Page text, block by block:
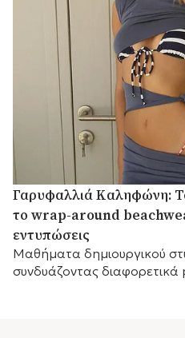
Γαρυφαλλιά Καληφώνη:
το wrap-around
εντυπώσεις
Mαθήματα δημιουργικού
συνδυάζοντας